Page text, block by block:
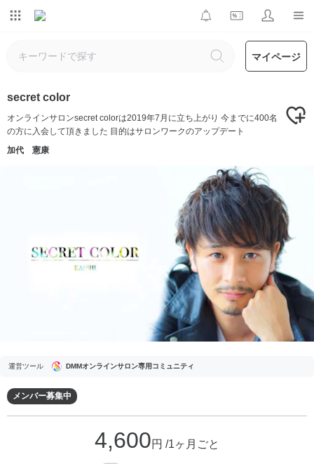
マイページ
secret color
オンラインサロンsecret colorは2019年7月に立ち上がり 今までに400名
の方に入会して頂きました 目的はサロンワークのアップデート
加代 憲康
運営ツール DMMオンラインサロン専用コミュニティ
メンバー募集中
4,600円 /1ヶ月ごと